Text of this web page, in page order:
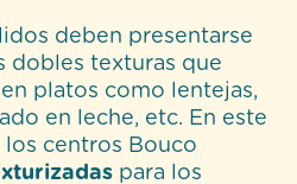
deben presentarse
dobles texturas que
platos como lentejas,
en leche, etc. En este
centros Bouco
para los